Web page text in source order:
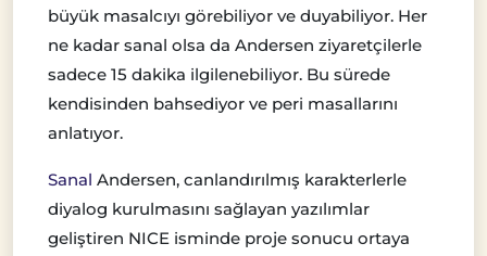
büyük masalcıyı görebiliyor ve duyabiliyor. Her
ne kadar sanal olsa da Andersen ziyaretçilerle
sadece 15 dakika ilgilenebiliyor. Bu sürede
kendisinden bahsediyor ve peri masallarını
anlatıyor.
Sanal Andersen, canlandırılmış karakterlerle
diyalog kurulmasını sağlayan yazılımlar
geliştiren NICE isminde proje sonucu ortaya